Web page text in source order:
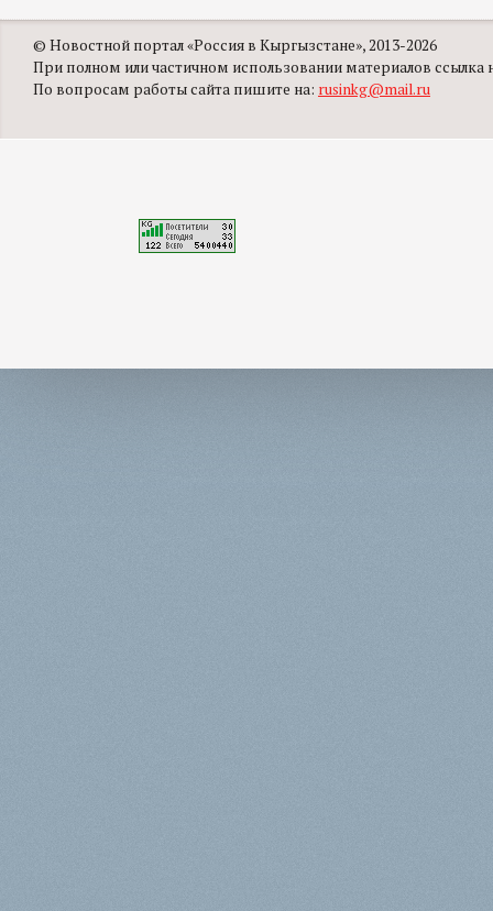
© Новостной портал «Россия в Кыргызстане», 2013-2026
При полном или частичном использовании материалов ссылка
По вопросам работы сайта пишите на: rusinkg@mail.ru